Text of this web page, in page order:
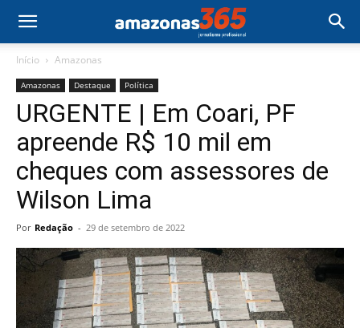
Início Amazonas
Amazonas Destaque Política
URGENTE | Em Coari, PF
apreende R$ 10 mil em
cheques com assessores de
Wilson Lima
Por Redação - 29 de setembro de 2022